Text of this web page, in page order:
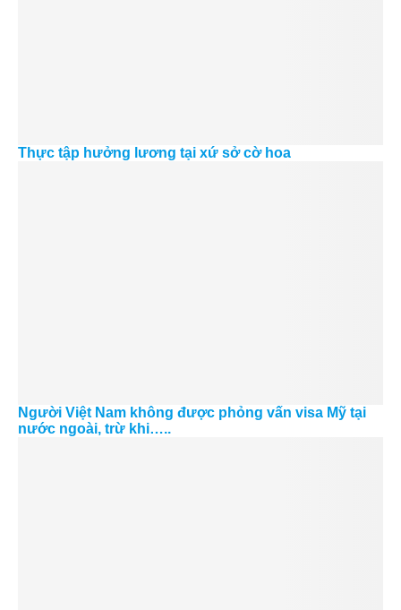
Thực tập hưởng lương tại xứ sở cờ hoa
Người Việt Nam không được phỏng vấn visa Mỹ tại
nước ngoài, trừ khi…..